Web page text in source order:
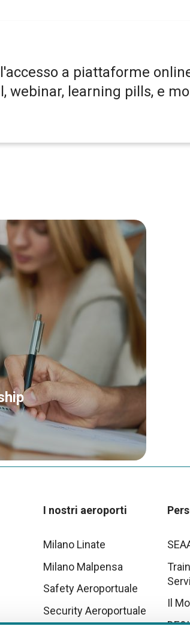
a piattaforme
webinar, learning pills, e
I nostri aeroporti
Milano Linate
Milano Malpensa
Safety Aeroportuale
Security Aeroportuale
Il
DE&I